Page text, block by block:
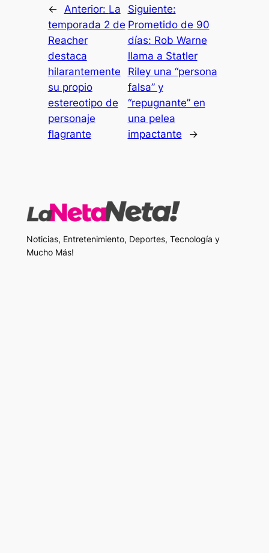
← Anterior: La
temporada 2 de
Reacher
destaca
hilarantemente
su propio
estereotipo de
personaje
flagrante
Siguiente:
Prometido de 90
días: Rob Warne
llama a Statler
Riley una “persona
falsa” y
“repugnante” en
una pelea
impactante
→
Noticias, Entretenimiento, Deportes, Tecnología y
Mucho Más!